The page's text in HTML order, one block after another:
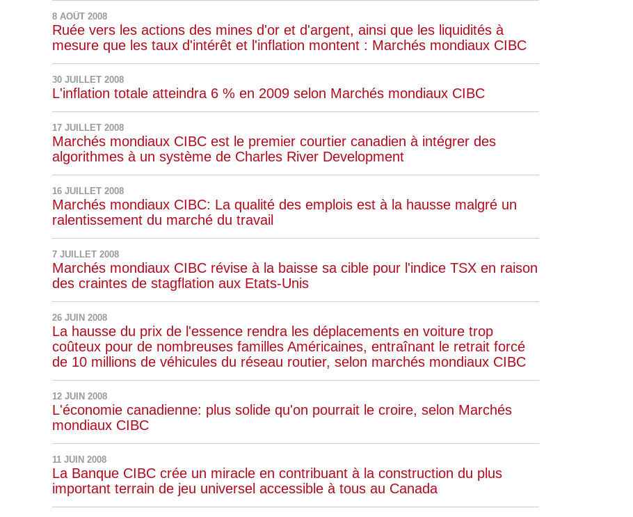
8 AOÛT 2008
Ruée vers les actions des mines d'or et d'argent, ainsi que les liquidités à
mesure que les taux d'intérêt et l'inflation montent : Marchés mondiaux CIBC
30 JUILLET 2008
L'inflation totale atteindra 6 % en 2009 selon Marchés mondiaux CIBC
17 JUILLET 2008
Marchés mondiaux CIBC est le premier courtier canadien à intégrer des
algorithmes à un système de Charles River Development
16 JUILLET 2008
Marchés mondiaux CIBC: La qualité des emplois est à la hausse malgré un
ralentissement du marché du travail
7 JUILLET 2008
Marchés mondiaux CIBC révise à la baisse sa cible pour l'indice TSX en raison
des craintes de stagflation aux Etats-Unis
26 JUIN 2008
La hausse du prix de l'essence rendra les déplacements en voiture trop
coûteux pour de nombreuses familles Américaines, entraînant le retrait forcé
de 10 millions de véhicules du réseau routier, selon marchés mondiaux CIBC
12 JUIN 2008
L'économie canadienne: plus solide qu'on pourrait le croire, selon Marchés
mondiaux CIBC
11 JUIN 2008
La Banque CIBC crée un miracle en contribuant à la construction du plus
important terrain de jeu universel accessible à tous au Canada